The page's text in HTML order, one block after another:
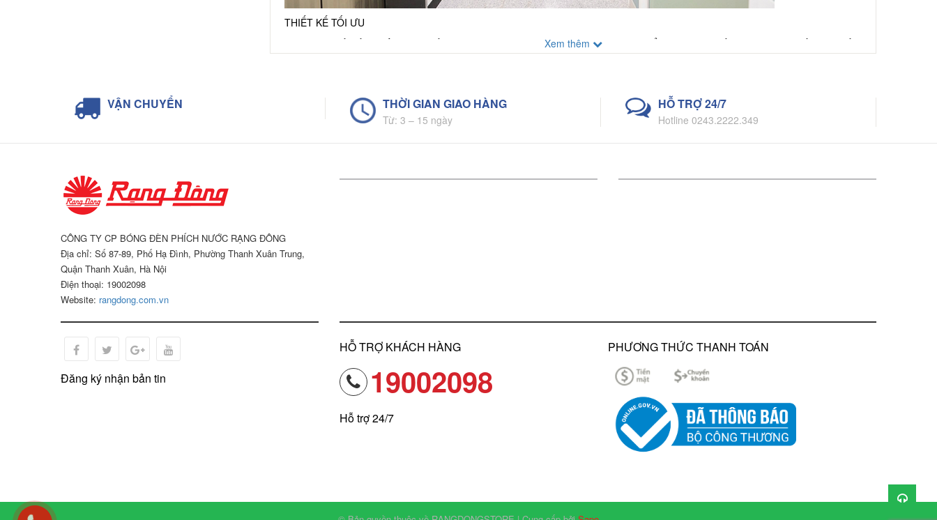
THIẾT KẾ TỐI ƯU
Đèn được thiết kế với viền mỏng, tối ưu diện tích phát sáng (> 90%). Thân mỏng, thẩm mỹ đẹp khi lắp. Công nghệ chiếu cạnh kết
hợp tấm dẫn sáng bằng nhựa Polystyrene (PS), cho ánh sáng đồng đều.
KẾT CẤU ĐƠN GIẢN DỄ DÀNG LẮP ĐẶT
Xem thêm
VẬN CHUYỂN THỜI GIAN GIAO HÀNG
Từ: 3 – 15 ngày
HỖ TRỢ 24/7
Hotline 0243.2222.349
CÔNG TY CP BÓNG ĐÈN PHÍCH NƯỚC RẠNG ĐÔNG
Địa chỉ: Số 87-89, Phố Hạ Đình, Phường Thanh Xuân Trung,
Quận Thanh Xuân, Hà Nội
Điện thoại: 19002098
Website: rangdong.com.vn
Đăng ký nhận bản tin
HỖ TRỢ KHÁCH HÀNG
19002098
Hỗ trợ 24/7
PHƯƠNG THỨC THANH TOÁN